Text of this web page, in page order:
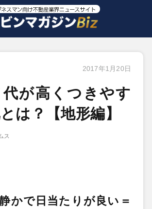
2017年1月20日
が高くつきやす
は？【地形編】
ス
かで日当たりが良い＝